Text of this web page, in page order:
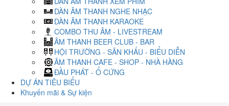
DÀN ÂM THANH NGHE NHẠC
DÀN ÂM THANH KARAOKE
COMBO THU ÂM - LIVESTREAM
ÂM THANH BEER CLUB - BAR
HỘI TRƯỜNG - SÂN KHẤU - BIỂU DIỄN
ÂM THANH CAFE - SHOP - NHÀ HÀNG
ĐẦU PHÁT - Ổ CỨNG
DỰ ÁN TIÊU BIỂU
Khuyến mãi & Sự kiện